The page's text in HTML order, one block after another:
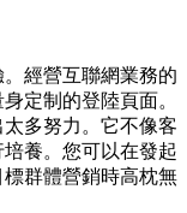
經營互聯網業務的
定制的登陸頁面。
多努力。它不像客
養。您可以在發起
群體營銷時高枕無